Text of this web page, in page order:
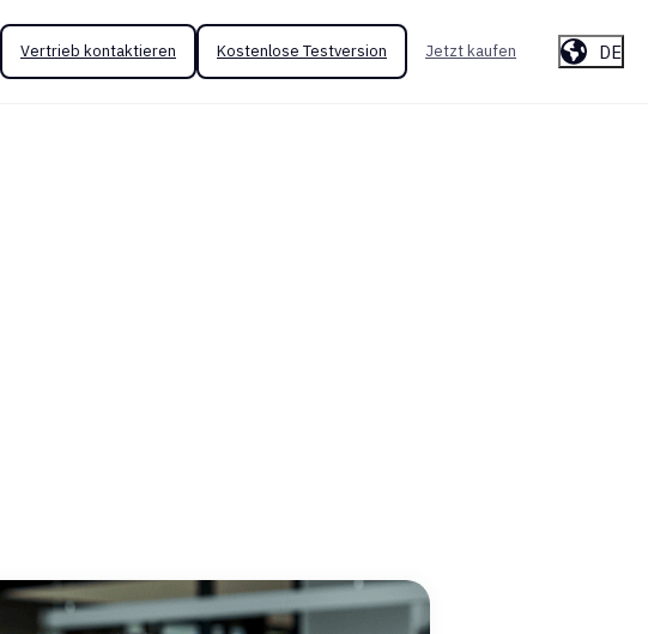
Vertrieb kontaktieren Kostenlose Testversion Jetzt kaufen DE